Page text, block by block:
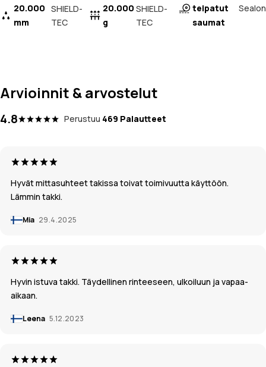
20.000
mm
SHIELD-
TEC
20.000
g
SHIELD-
TEC
teipatut
saumat
Sealon
Arvioinnit & arvostelut
4.8 Perustuu 469 Palautteet
Hyvät mittasuhteet takissa toivat toimivuutta käyttöön.
Lämmin takki.
Mia 29.4.2025
Hyvin istuva takki. Täydellinen rinteeseen, ulkoiluun ja vapaa-
aikaan.
Leena 5.12.2023